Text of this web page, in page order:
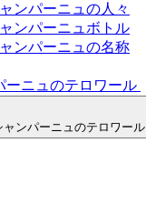
ンパーニュの人々
ンパーニュボトル
ンパーニュの名称
ーニュのテロワール
ャンパーニュのテロワール